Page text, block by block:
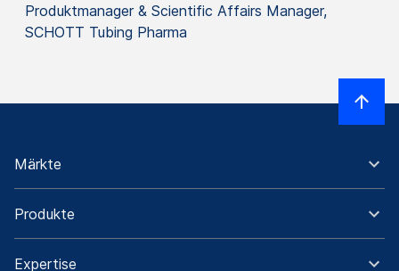
Produktmanager & Scientific Affairs Manager,
SCHOTT Tubing Pharma
Märkte
Produkte
Expertise